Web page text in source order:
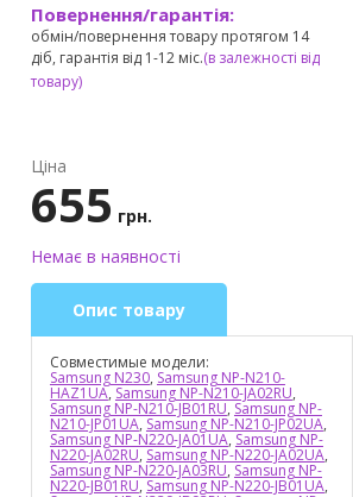
Повернення/гарантія:
обмін/повернення товару протягом 14
діб, гарантія від 1-12 міс.(в залежності від
товару)
Ціна
655 грн.
Немає в наявності
Опис товару
Совместимые модели:
Samsung N230, Samsung NP-N210-
HAZ1UA, Samsung NP-N210-JA02RU,
Samsung NP-N210-JB01RU, Samsung NP-
N210-JP01UA, Samsung NP-N210-JP02UA,
Samsung NP-N220-JA01UA, Samsung NP-
N220-JA02RU, Samsung NP-N220-JA02UA,
Samsung NP-N220-JA03RU, Samsung NP-
N220-JB01RU, Samsung NP-N220-JB01UA,